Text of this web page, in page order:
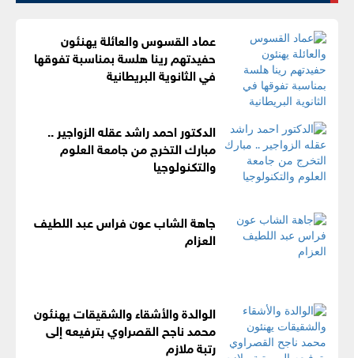
عماد القسوس والعائلة يهنئون
حفيدتهم رينا هلسة بمناسبة تفوقها
في الثانوية البريطانية
الدكتور احمد راشد عقله الزواجير ..
مبارك التخرج من جامعة العلوم
والتكنولوجيا
جاهة الشاب عون فراس عبد اللطيف
العزام
الوالدة والأشقاء والشقيقات يهنئون
محمد ناجح القصراوي بترفيعه إلى
رتبة ملازم